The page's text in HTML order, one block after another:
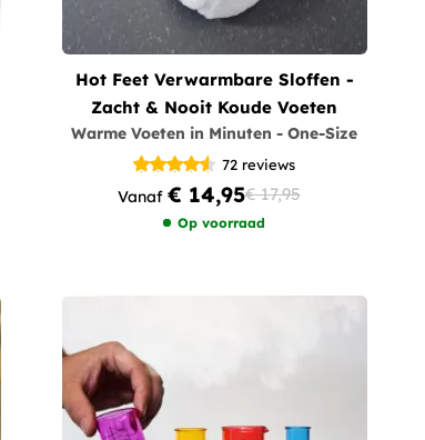
Hot Feet Verwarmbare Sloffen -
Zacht & Nooit Koude Voeten
Warme Voeten in Minuten - One-Size
72 reviews
Vanaf € 14,95€ 17,95
Op voorraad